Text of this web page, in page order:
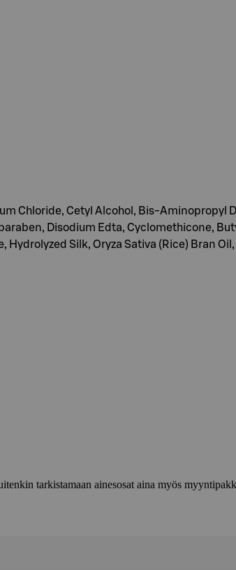
Chloride, Cetyl Alcohol, Bis-Aminopropyl
Disodium Edta, Cyclomethicone,
Silk, Oryza Sativa (Rice) Bran
tarkistamaan ainesosat aina myös